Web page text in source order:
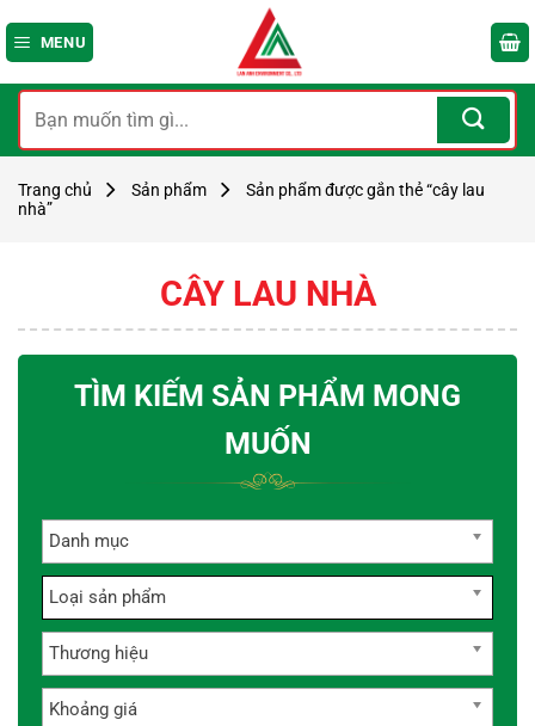
qua MENU
Tìm
kiếm:
Trang chủ Sản phẩm
Sản phẩm được gắn thẻ “cây lau
nhà”
CÂY LAU NHÀ
TÌM KIẾM SẢN PHẨM MONG
MUỐN
Danh mục
Loại sản phẩm
Thương hiệu
Khoảng giá